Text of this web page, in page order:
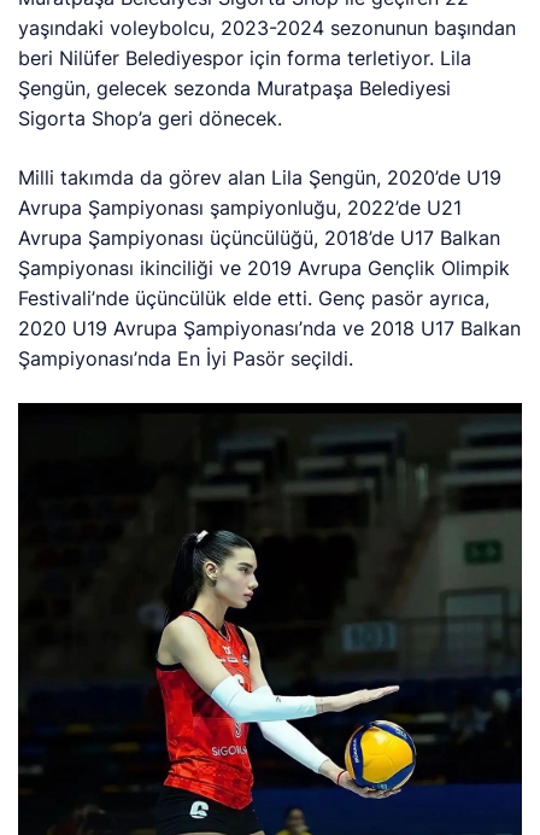
yaşındaki voleybolcu, 2023-2024 sezonunun başından
beri Nilüfer Belediyespor için forma terletiyor. Lila
Şengün, gelecek sezonda Muratpaşa Belediyesi
Sigorta Shop’a geri dönecek.
Milli takımda da görev alan Lila Şengün, 2020’de U19
Avrupa Şampiyonası şampiyonluğu, 2022’de U21
Avrupa Şampiyonası üçüncülüğü, 2018’de U17 Balkan
Şampiyonası ikinciliği ve 2019 Avrupa Gençlik Olimpik
Festivali’nde üçüncülük elde etti. Genç pasör ayrıca,
2020 U19 Avrupa Şampiyonası’nda ve 2018 U17 Balkan
Şampiyonası’nda En İyi Pasör seçildi.